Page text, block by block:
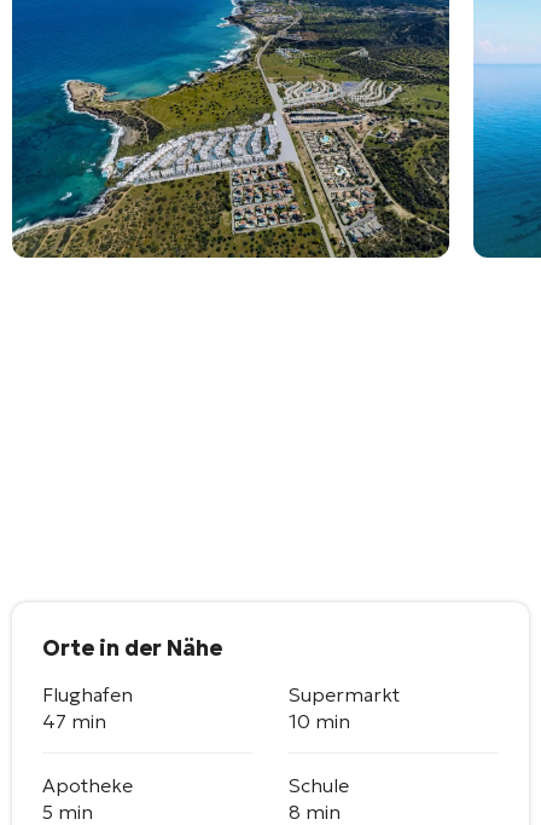
Orte in der Nähe
Flughafen
47 min
Supermarkt
10 min
Apotheke
5 min
Schule
8 min